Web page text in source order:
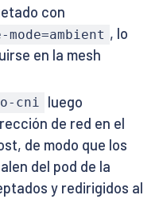
con
, lo
en la mesh
cni
luego
de red en el
de modo que los
del pod de la
y redirigidos al